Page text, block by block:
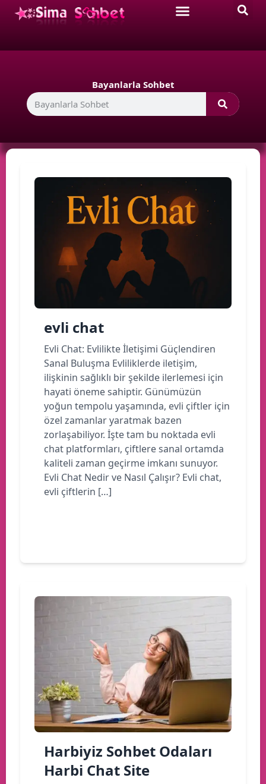
Bayanlarla Sohbet
evli chat
Evli Chat: Evlilikte İletişimi Güçlendiren
Sanal Buluşma Evliliklerde iletişim,
ilişkinin sağlıklı bir şekilde ilerlemesi için
hayati öneme sahiptir. Günümüzün
yoğun tempolu yaşamında, evli çiftler için
özel zamanlar yaratmak bazen
zorlaşabiliyor. İşte tam bu noktada evli
chat platformları, çiftlere sanal ortamda
kaliteli zaman geçirme imkanı sunuyor.
Evli Chat Nedir ve Nasıl Çalışır? Evli chat,
evli çiftlerin […]
Harbiyiz Sohbet Odaları
Harbi Chat Site